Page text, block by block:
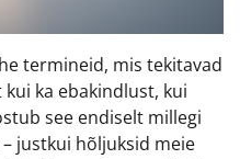
termineid, mis tekitavad
ka ebakindlust, kui
see endiselt millegi
justkui hõljuksid meie